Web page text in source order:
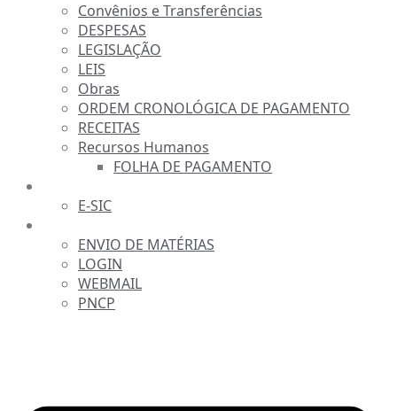
Convênios e Transferências
DESPESAS
LEGISLAÇÃO
LEIS
Obras
ORDEM CRONOLÓGICA DE PAGAMENTO
RECEITAS
Recursos Humanos
FOLHA DE PAGAMENTO
E-SIC
ENVIO DE MATÉRIAS
LOGIN
WEBMAIL
PNCP